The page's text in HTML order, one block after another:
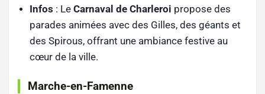
Infos : Le Carnaval de Charleroi propose des
parades animées avec des Gilles, des géants et
des Spirous, offrant une ambiance festive au
cœur de la ville.
Marche-en-Famenne